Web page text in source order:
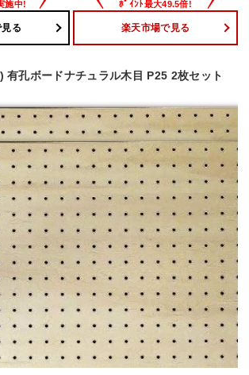
る 楽天市場で見る
有孔ボードナチュラル木目 P25 2枚セット